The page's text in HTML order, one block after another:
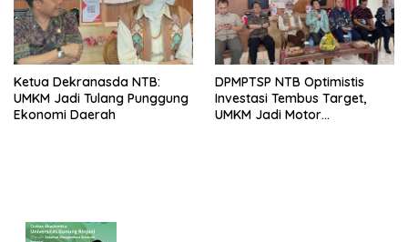
Ketua Dekranasda NTB:
UMKM Jadi Tulang Punggung
Ekonomi Daerah
DPMPTSP NTB Optimistis
Investasi Tembus Target,
UMKM Jadi Motor